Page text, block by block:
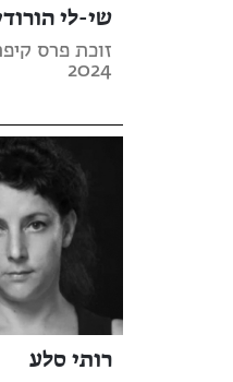
שי-לי
זוכת פרס
2024
רותי סלע